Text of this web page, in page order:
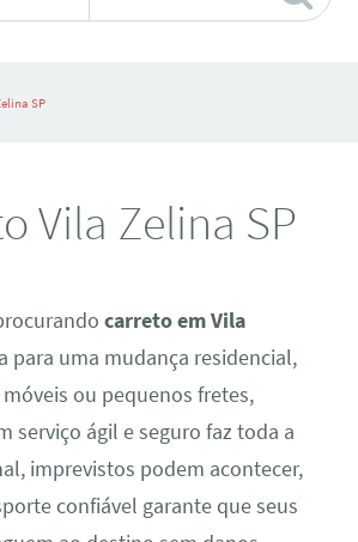
SP
Vila Zelina SP
carreto em Vila
para uma mudança residencial,
ou pequenos fretes,
serviço ágil e seguro faz toda a
imprevistos podem acontecer,
confiável garante que seus